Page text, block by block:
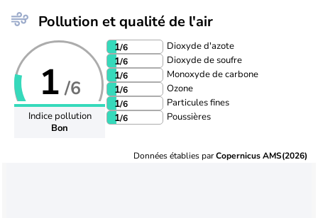
Pollution et qualité de l'air
1 /6
Indice pollution
Bon
1/6 Dioxyde d'azote
1/6 Dioxyde de soufre
1/6 Monoxyde de carbone
1/6 Ozone
1/6 Particules fines
1/6 Poussières
Données établies parCopernicus AMS(2026)